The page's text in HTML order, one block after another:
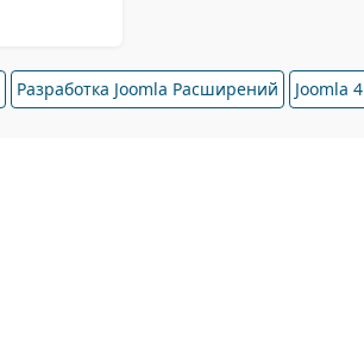
Разработка Joomla Расширений Joomla 4